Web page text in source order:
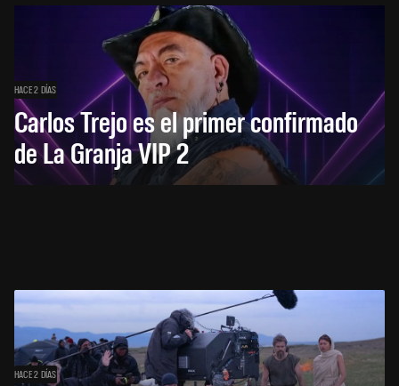
HACE 2 DÍAS
Carlos Trejo es el primer confirmado
de La Granja VIP 2
HACE 2 DÍAS